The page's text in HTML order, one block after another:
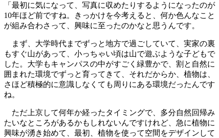
「最初に気になって、写真に収めたりするようになったのが
10年ほど前ですね。きっかけを今考えると、何か色んなこと
が組み合わさって、興味に至ったのかなと思うんです。
まず、大学時代までずっと地方で過ごしていて、実家の裏
もすぐ山があって、小っちゃい頃は山で遊ぶような子どもで
した。大学もキャンパスの中がすごく緑豊かで、割と自然に
囲まれた環境でずっと育ってきて、それだからか、植物は、
さほど積極的に意識しなくても周りにある環境だったんです
ね。
ただ上京して何年か経ったタイミングで、多分自然回帰み
たいなところがあるかもしれないんですけれど、急に植物に
興味が湧き始めて、最初、植物を使って空間をデザインして